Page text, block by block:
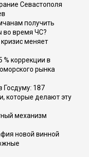
Севастополя
получить
во время ЧС?
меняет
% коррекции в
рынка
Госдуму: 187
которые делают эту
механизм
новой винной